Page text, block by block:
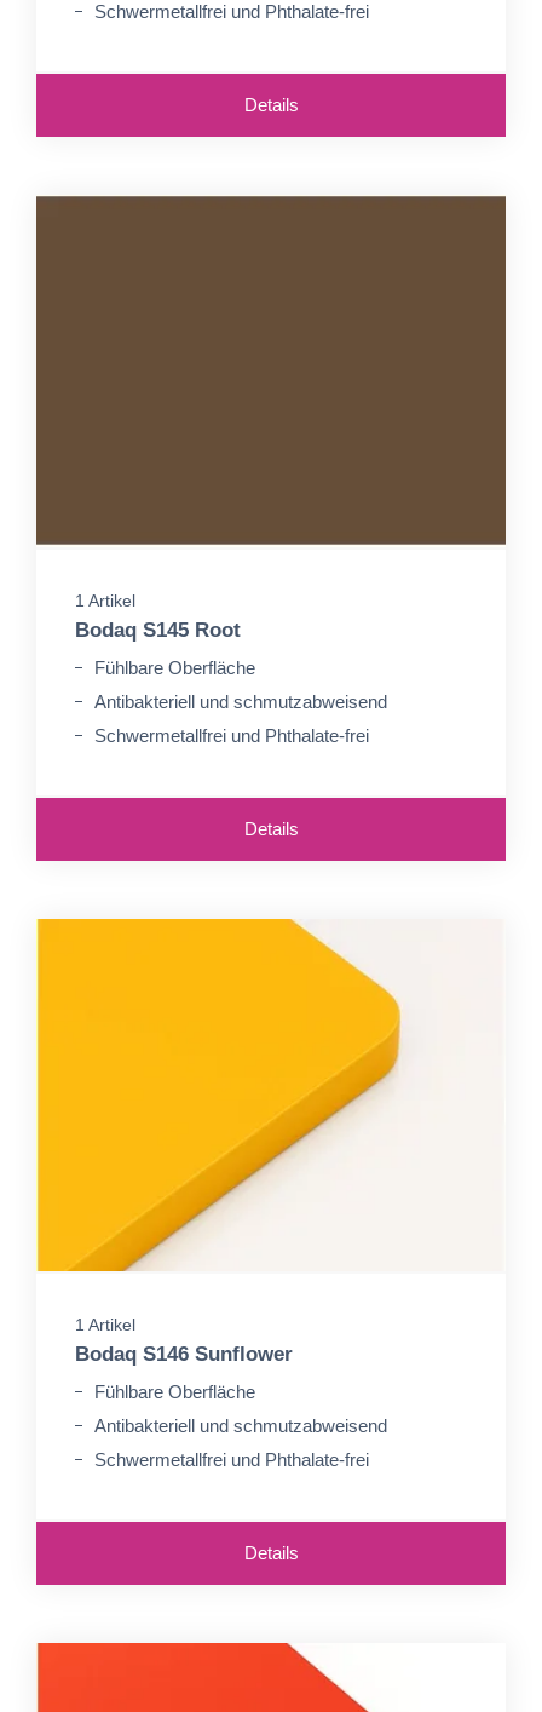
Schwermetallfrei und Phthalate-frei
Details
1 Artikel
Bodaq S145 Root
Fühlbare Oberfläche
Antibakteriell und schmutzabweisend
Schwermetallfrei und Phthalate-frei
Details
1 Artikel
Bodaq S146 Sunflower
Fühlbare Oberfläche
Antibakteriell und schmutzabweisend
Schwermetallfrei und Phthalate-frei
Details